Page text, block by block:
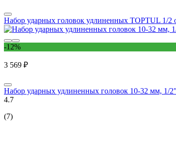
Набор ударных головок удлиненных TOPTUL 1/
-12%
3 569 ₽
Набор ударных удлиненных головок 10-32 мм, 1/
4.7
(7)